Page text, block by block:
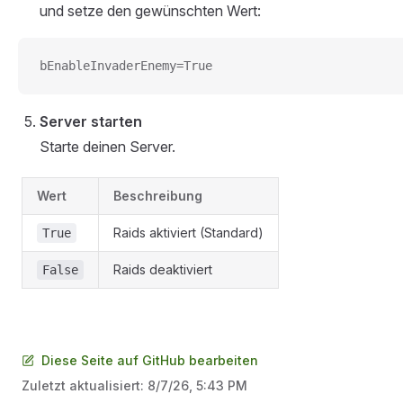
und setze den gewünschten Wert:
bEnableInvaderEnemy=True
Server starten
Starte deinen Server.
Wert Beschreibung
True Raids aktiviert (Standard)
False Raids deaktiviert
Diese Seite auf GitHub bearbeiten
Zuletzt aktualisiert: 8/7/26, 5:43 PM